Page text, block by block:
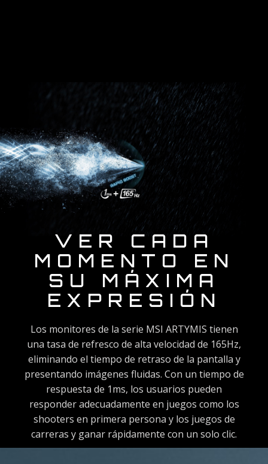
VER CADA
MOMENTO EN
SU MÁXIMA
EXPRESIÓN
Los monitores de la serie MSI ARTYMIS tienen
una tasa de refresco de alta velocidad de 165Hz,
eliminando el tiempo de retraso de la pantalla y
presentando imágenes fluidas. Con un tiempo de
respuesta de 1ms, los usuarios pueden
responder adecuadamente en juegos como los
shooters en primera persona y los juegos de
carreras y ganar rápidamente con un solo clic.